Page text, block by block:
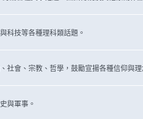
科技等各種理科類話題。
社會、宗教、哲學，鼓勵宣揚各種信仰與理
與軍事。